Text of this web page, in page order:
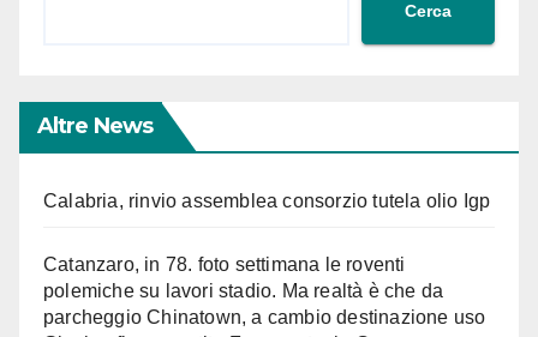
Cerca
Altre News
Calabria, rinvio assemblea consorzio tutela olio Igp
Catanzaro, in 78. foto settimana le roventi
polemiche su lavori stadio. Ma realtà è che da
parcheggio Chinatown, a cambio destinazione uso